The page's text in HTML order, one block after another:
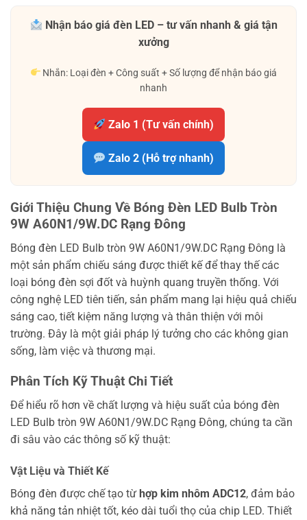
Nhận báo giá đèn LED – tư vấn nhanh & giá tận
xưởng
Nhắn: Loại đèn + Công suất + Số lượng để nhận báo giá
nhanh
Zalo 1 (Tư vấn chính)
Zalo 2 (Hỗ trợ nhanh)
Giới Thiệu Chung Về Bóng Đèn LED Bulb Tròn
9W A60N1/9W.DC Rạng Đông
Bóng đèn LED Bulb tròn 9W A60N1/9W.DC Rạng Đông là
một sản phẩm chiếu sáng được thiết kế để thay thế các
loại bóng đèn sợi đốt và huỳnh quang truyền thống. Với
công nghệ LED tiên tiến, sản phẩm mang lại hiệu quả chiếu
sáng cao, tiết kiệm năng lượng và thân thiện với môi
trường. Đây là một giải pháp lý tưởng cho các không gian
sống, làm việc và thương mại.
Phân Tích Kỹ Thuật Chi Tiết
Để hiểu rõ hơn về chất lượng và hiệu suất của bóng đèn
LED Bulb tròn 9W A60N1/9W.DC Rạng Đông, chúng ta cần
đi sâu vào các thông số kỹ thuật:
Vật Liệu và Thiết Kế
Bóng đèn được chế tạo từ hợp kim nhôm ADC12, đảm bảo
khả năng tản nhiệt tốt, kéo dài tuổi thọ của chip LED. Thiết